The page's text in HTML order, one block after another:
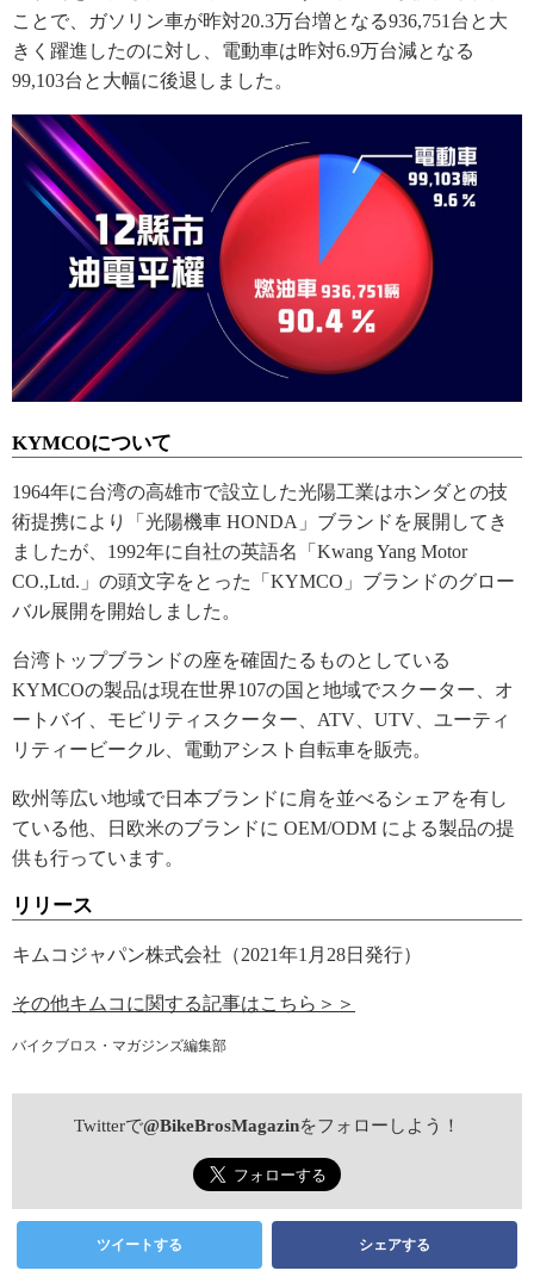
ことで、ガソリン車が昨対20.3万台増となる936,751台と大
きく躍進したのに対し、電動車は昨対6.9万台減となる
99,103台と大幅に後退しました。
KYMCOについて
1964年に台湾の高雄市で設立した光陽工業はホンダとの技
術提携により「光陽機車 HONDA」ブランドを展開してき
ましたが、1992年に自社の英語名「Kwang Yang Motor
CO.,Ltd.」の頭文字をとった「KYMCO」ブランドのグロー
バル展開を開始しました。
台湾トップブランドの座を確固たるものとしている
KYMCOの製品は現在世界107の国と地域でスクーター、オ
ートバイ、モビリティスクーター、ATV、UTV、ユーティ
リティービークル、電動アシスト自転車を販売。
欧州等広い地域で日本ブランドに肩を並べるシェアを有し
ている他、日欧米のブランドに OEM/ODM による製品の提
供も行っています。
リリース
キムコジャパン株式会社（2021年1月28日発行）
その他キムコに関する記事はこちら＞＞
バイクブロス・マガジンズ編集部
Twitterで@BikeBrosMagazinをフォローしよう！
ツイートする シェアする